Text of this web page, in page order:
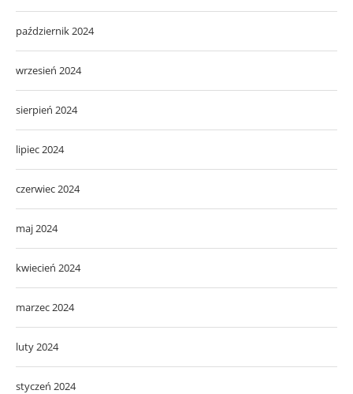
październik 2024
wrzesień 2024
sierpień 2024
lipiec 2024
czerwiec 2024
maj 2024
kwiecień 2024
marzec 2024
luty 2024
styczeń 2024